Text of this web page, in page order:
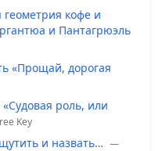
кофе и
и Пантагрюэль
«Прощай, дорогая
роль, или
Key
и назвать… —